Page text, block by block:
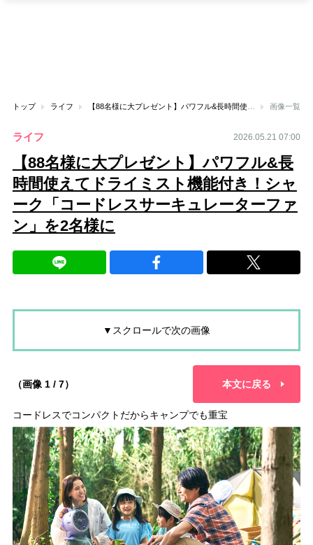
トップ ライフ 画像一覧
ライフ 2026.05.21 07:00
【88名様に大プレゼント】パワフル&長
時間使えてドライミスト機能付き！シャ
ーク「コードレスサーキュレーターファ
ン」を2名様に
▼スクロールで次の画像
（画像 1 / 7） 本文に戻る
コードレスでコンパクトだからキャンプでも重宝